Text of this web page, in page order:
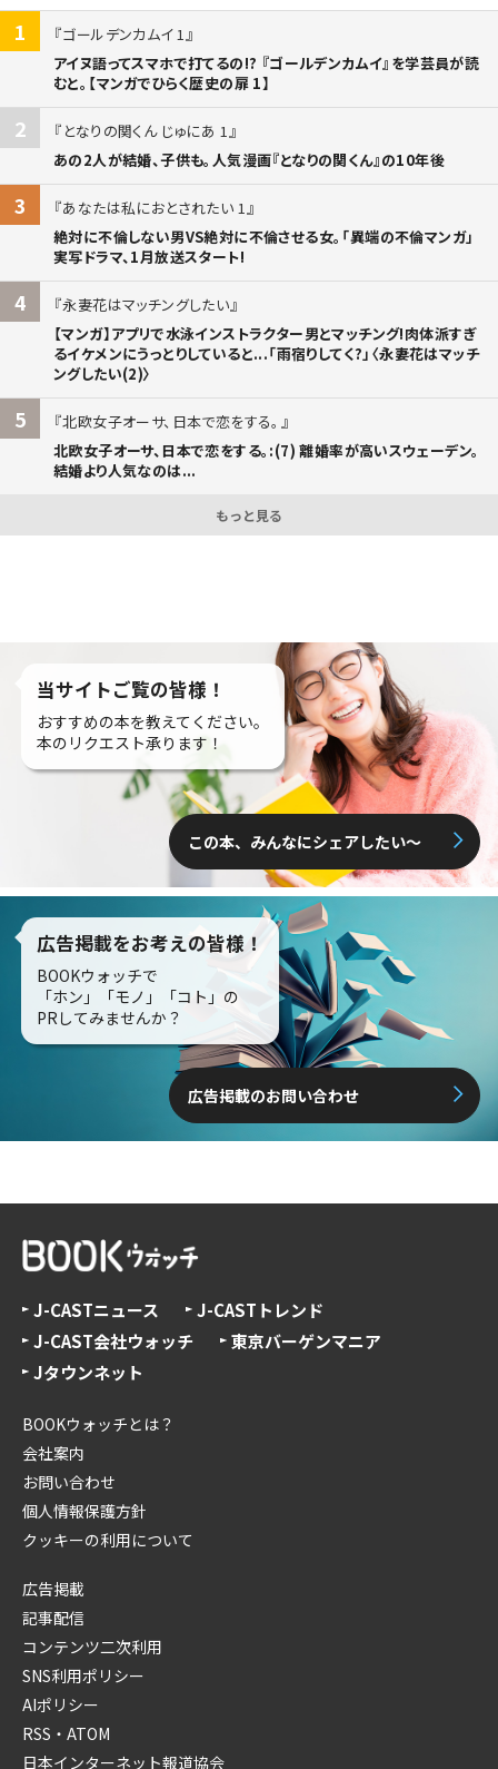
1
ゴールデンカムイ 1
アイヌ語ってスマホで打てるの!? 『ゴールデンカムイ』を学芸員が読
むと。【マンガでひらく歴史の扉 1】
2
となりの関くん じゅにあ 1
あの2人が結婚、子供も。人気漫画『となりの関くん』の10年後
3
あなたは私におとされたい 1
絶対に不倫しない男VS絶対に不倫させる女。「異端の不倫マンガ」
実写ドラマ、1月放送スタート!
4
永妻花はマッチングしたい
【マンガ】アプリで水泳インストラクター男とマッチング!肉体派すぎ
るイケメンにうっとりしていると...「雨宿りしてく?」〈永妻花はマッチ
ングしたい(2)〉
5
北欧女子オーサ、日本で恋をする。
北欧女子オーサ、日本で恋をする。:(7) 離婚率が高いスウェーデン。
結婚より人気なのは...
もっと見る
当サイトご覧の皆様！
おすすめの本を教えてください。
本のリクエスト承ります！
この本、みんなにシェアしたい〜
広告掲載をお考えの皆様！
BOOKウォッチで
「ホン」「モノ」「コト」の
PRしてみませんか？
広告掲載のお問い合わせ
J-CASTニュース
J-CASTトレンド
J-CAST会社ウォッチ
東京バーゲンマニア
Jタウンネット
BOOKウォッチとは？
会社案内
お問い合わせ
個人情報保護方針
クッキーの利用について
広告掲載
記事配信
コンテンツ二次利用
SNS利用ポリシー
AIポリシー
RSS・ATOM
日本インターネット報道協会